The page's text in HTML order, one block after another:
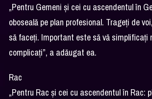
„Pentru Gemeni și cei cu ascendentul în
oboseală pe plan profesional. Trageți de
să faceți. Important este să vă simplificați
complicați”, a adăugat ea.
Rac
„Pentru Rac și cei cu ascendentul în Rac: